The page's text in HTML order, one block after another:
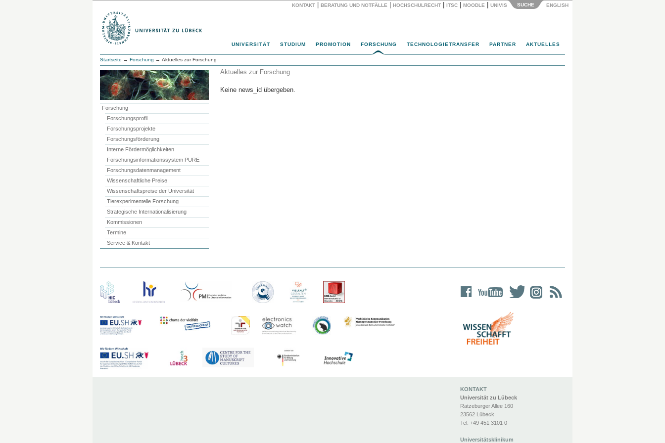
KONTAKT BERATUNG UND NOTFÄLLE HOCHSCHULRECHT ITSC MOODLE UNIVIS SUCHE ENGLISH
UNIVERSITÄT STUDIUM PROMOTION FORSCHUNG TECHNOLOGIETRANSFER PARTNER AKTUELLES
Startseite → Forschung → Aktuelles zur Forschung
Forschung
Forschungsprofil
Forschungsprojekte
Forschungsförderung
Interne Fördermöglichkeiten
Forschungsinformationssystem PURE
Forschungsdatenmanagement
Wissenschaftliche Preise
Wissenschaftspreise der Universität
Tierexperimentelle Forschung
Strategische Internationalisierung
Kommissionen
Termine
Service & Kontakt
Aktuelles zur Forschung
Keine news_id übergeben.
KONTAKT
Universität zu Lübeck
Ratzeburger Allee 160
23562 Lübeck
Tel. +49 451 3101 0
Universitätsklinikum